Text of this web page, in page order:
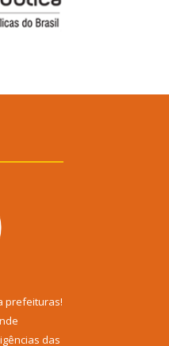
prefeituras!
das